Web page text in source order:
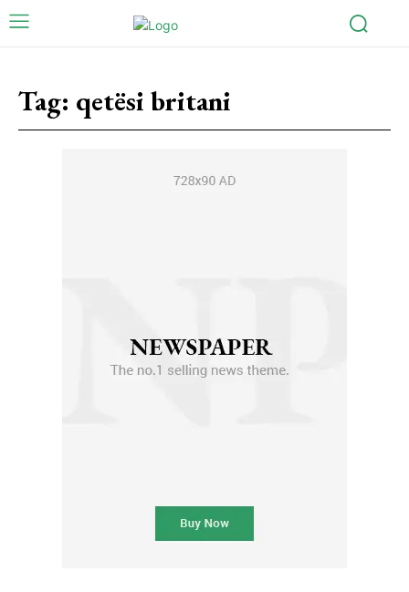
Tag: qetësi britani